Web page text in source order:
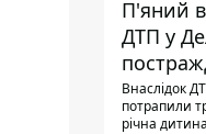
П'яний
ДТП у
них -
Внаслідок
потрапили
річна